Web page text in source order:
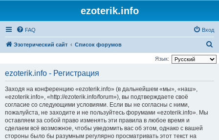
ezoterik.info
FAQ Вход
Эзотерический сайт Список форумов
о
Язык:
ezoterik.info - Регистрация
Заходя на конференцию «ezoterik.info» (в дальнейшем «мы», «наш»,
«ezoterik.info», «http://ezoterik.info/forum»), вы подтверждаете своё
согласие со следующими условиями. Если вы не согласны с ними,
пожалуйста, не заходите и не пользуйтесь форумами «ezoterik.info». Мы
оставляем за собой право изменять эти правила в любое время и
сделаем всё возможное, чтобы уведомить вас об этом, однако с вашей
стороны было бы разумным регулярно просматривать этот текст на